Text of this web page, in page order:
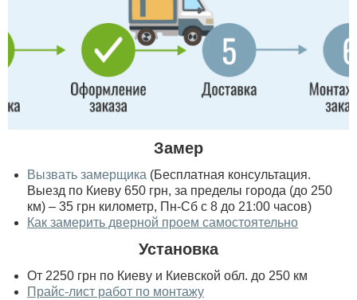
Замер
Вызвать замерщика (Бесплатная консультация.
Выезд по Киеву 650 грн, за пределы города (до 250
км) – 35 грн километр, Пн-Сб с 8 до 21:00 часов)
Как замерить дверной проем самостоятельно
Установка
От 2250 грн по Киеву и Киевской обл. до 250 км
Прайс-лист работ по монтажу